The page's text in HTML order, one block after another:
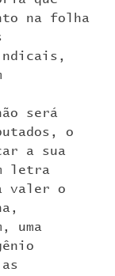
na folha
será
o
a sua
letra
valer o
uma